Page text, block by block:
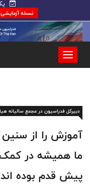
نسخه آزمایشی
دبیرکل فدراسیون در مجمع سالیانه
آموزش را از
ما همیشه در‌
پیش قدم بوده اند